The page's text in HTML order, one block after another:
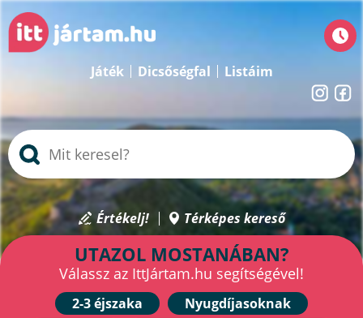
Játék Dicsőségfal Listáim
Értékelj! Térképes kereső
UTAZOL MOSTANÁBAN?
Válassz az IttJártam.hu segítségével!
2-3 éjszaka
Nyugdíjasoknak